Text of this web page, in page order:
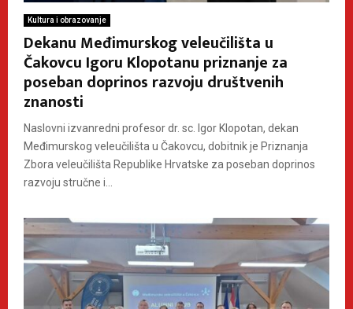
Kultura i obrazovanje
Dekanu Međimurskog veleučilišta u
Čakovcu Igoru Klopotanu priznanje za
poseban doprinos razvoju društvenih
znanosti
Naslovni izvanredni profesor dr. sc. Igor Klopotan, dekan
Međimurskog veleučilišta u Čakovcu, dobitnik je Priznanja
Zbora veleučilišta Republike Hrvatske za poseban doprinos
razvoju stručne i...